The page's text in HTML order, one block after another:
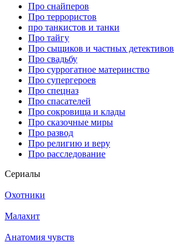
Про снайперов
Про террористов
про танкистов и танки
Про тайгу
Про сыщиков и частных детективов
Про свадьбу
Про суррогатное материнство
Про супергероев
Про спецназ
Про спасателей
Про сокровища и клады
Про сказочные миры
Про развод
Про религию и веру
Про расследование
Се­риа­лы
Охотники
Малахит
Анатомия чувств